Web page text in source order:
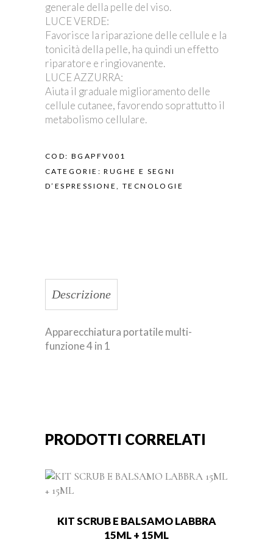
generale della pelle del viso.
LUCE VERDE:
Favorisce la riparazione delle cellule e la
tonicità della pelle, ha quindi un effetto
riparatore e ringiovanente.
LUCE AZZURRA:
Aiuta il graduale miglioramento delle
cellule cutanee, favorendo soprattutto il
metabolismo cellulare.
COD: BGAPFV001
CATEGORIE:RUGHE E SEGNI
D’ESPRESSIONE,TECNOLOGIE
Descrizione
Apparecchiatura portatile multi-
funzione 4 in 1
PRODOTTI CORRELATI
KIT SCRUB E BALSAMO LABBRA
15ML + 15ML